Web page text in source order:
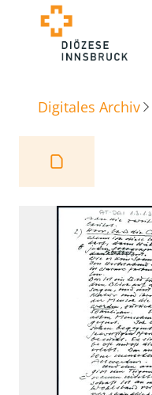
Digitales Archiv